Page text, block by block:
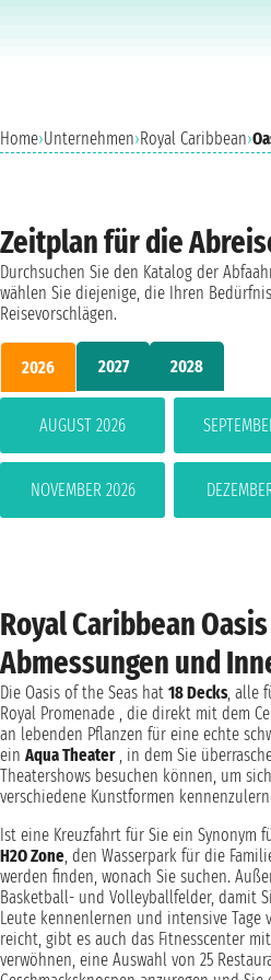
Home›Unternehmen›Royal Caribbean›
Zeitplan für die
Durchsuchen Sie den Katalog der
wählen Sie diejenige, die Ihren
Reisevorschlägen.
2026 2027 2028
AUGUST 2026
NOVEMBER 2026
Royal Caribbean
Abmessungen und
Die Oasis of the Seas hat 18 Decks, alle
Royal Promenade , die direkt mit dem
an lebenden Pflanzen für eine echte
ein Aqua Theater, in dem Sie
Theatershows besuchen können, um
verschiedene Kunstformen
Ist eine Kreuzfahrt für Sie ein Synonym
H2O Zone , den Wasserpark für die
werden finden, wonach Sie suchen.
Basketball- und Volleyballfelder, damit
Leute kennenlernen und intensive Tage
reicht, gibt es auch das Fitnesscenter
verwöhnen, eine Auswahl von 25